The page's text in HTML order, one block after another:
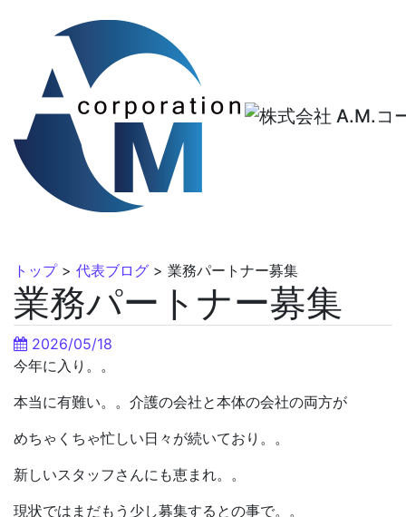
トップ> 代表ブログ > 業務パートナー募集
業務パートナー募集
2026/05/18
今年に入り。。
本当に有難い。。介護の会社と本体の会社の両方が
めちゃくちゃ忙しい日々が続いており。。
新しいスタッフさんにも恵まれ。。
現状ではまだもう少し募集するとの事で。。